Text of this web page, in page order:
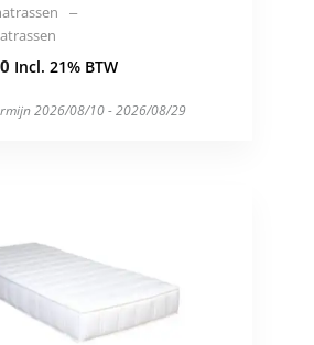
Incl. 21% BTW
2026/08/10 - 2026/08/29